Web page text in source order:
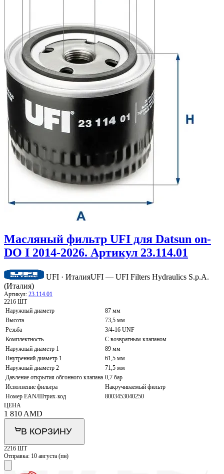
Масляный фильтр UFI для Datsun on-
DO I 2014-2026. Артикул 23.114.01
UFI · ИталияUFI — UFI Filters Hydraulics S.p.A.
(Италия)
Артикул: 23.114.01
2216 ШТ
Наружный диаметр
87 мм
Высота
73,5 мм
Резьба
3/4-16 UNF
Комплектность
С возвратным клапаном
Наружный диаметр 1
89 мм
Внутренний диаметр 1
61,5 мм
Наружный диаметр 2
71,5 мм
Давление открытия обгонного клапана 0,7 бар
Исполнение фильтра
Накручиваемый фильтр
Номер EAN/Штрих-код
8003453040250
ЦЕНА
1 810 AMD
В КОРЗИНУ
2216 ШТ
Отправка: 10 августа (пн)